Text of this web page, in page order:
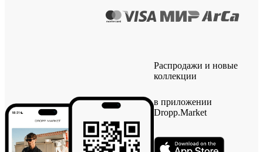
Распродажи и новые
коллекции
в приложении
Dropp.Market